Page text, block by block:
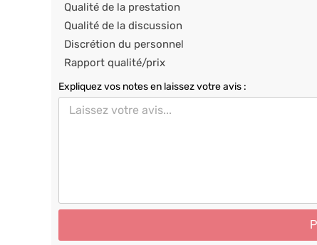
Qualité de la prestation
Qualité de la discussion
Discrétion du personnel
Rapport qualité/prix
Expliquez vos notes en laissez votre avis :